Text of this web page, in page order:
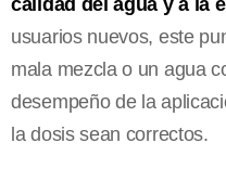
usuarios nuevos, este
mala mezcla o un agua
desempeño de la
la dosis sean correctos.